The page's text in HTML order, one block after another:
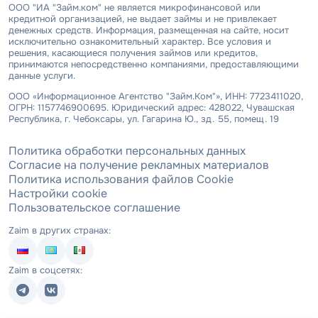
ООО "ИА "Займ.ком" не является микрофинансовой или
кредитной организацией, не выдает займы и не привлекает
денежных средств. Информация, размещенная на сайте, носит
исключительно ознакомительный характер. Все условия и
решения, касающиеся получения займов или кредитов,
принимаются непосредственно компаниями, предоставляющими
данные услуги.
ООО «Информационное Агентство "Займ.Ком"», ИНН: 7723411020,
ОГРН: 1157746900695. Юридический адрес: 428022, Чувашская
Республика, г. Чебоксары, ул. Гагарина Ю., зд. 55, помещ. 19
Политика обработки персональных данных
Согласие на получение рекламных материалов
Политика использования файлов Cookie
Настройки cookie
Пользовательское соглашение
Zaim в других странах:
Zaim в соцсетях: